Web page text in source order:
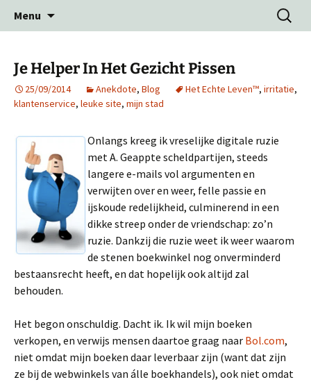
Menu
Zoeken
naar:
Je Helper In Het Gezicht Pissen
25/09/2014 Anekdote, Blog Het Echte Leven™, irritatie,
klantenservice, leuke site, mijn stad
Onlangs kreeg ik vreselijke digitale ruzie
met A. Geappte scheldpartijen, steeds
langere e-mails vol argumenten en
verwijten over en weer, felle passie en
ijskoude redelijkheid, culminerend in een
dikke streep onder de vriendschap: zo’n
ruzie. Dankzij die ruzie weet ik weer waarom
de stenen boekwinkel nog onverminderd
bestaansrecht heeft, en dat hopelijk ook altijd zal
behouden.
Het begon onschuldig. Dacht ik. Ik wil mijn boeken
verkopen, en verwijs mensen daartoe graag naar Bol.com,
niet omdat mijn boeken daar leverbaar zijn (want dat zijn
ze bij de webwinkels van álle boekhandels), ook niet omdat